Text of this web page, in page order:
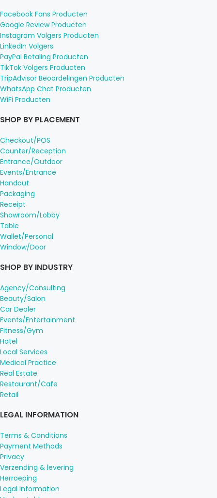
Facebook Fans Producten
Google Review Producten
Instagram Volgers Producten
LinkedIn Volgers
PayPal Betaling Producten
TikTok Volgers Producten
TripAdvisor Beoordelingen Producten
WhatsApp Chat Producten
WiFi Producten
SHOP BY PLACEMENT
Checkout/POS
Counter/Reception
Entrance/Outdoor
Events/Entrance
Handout
Packaging
Receipt
Showroom/Lobby
Table
Wallet/Personal
Window/Door
SHOP BY INDUSTRY
Agency/Consulting
Beauty/Salon
Car Dealer
Events/Entertainment
Fitness/Gym
Hotel
Local Services
Medical Practice
Real Estate
Restaurant/Cafe
Retail
LEGAL INFORMATION
Terms & Conditions
Payment Methods
Privacy
Verzending & levering
Herroeping
Legal Information